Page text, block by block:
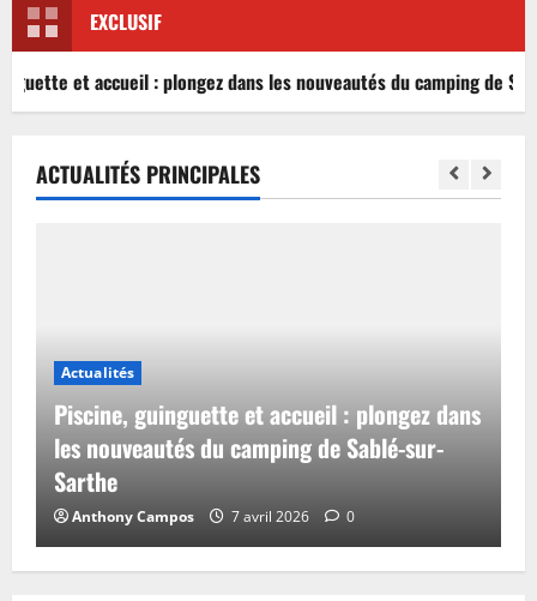
EXCLUSIF
et accueil : plongez dans les nouveautés du camping de
ACTUALITÉS PRINCIPALES
Actualités
Piscine, guinguette et accueil : plongez dans
les nouveautés du camping de Sablé-sur-
Sarthe
Anthony Campos 7 avril 2026 0